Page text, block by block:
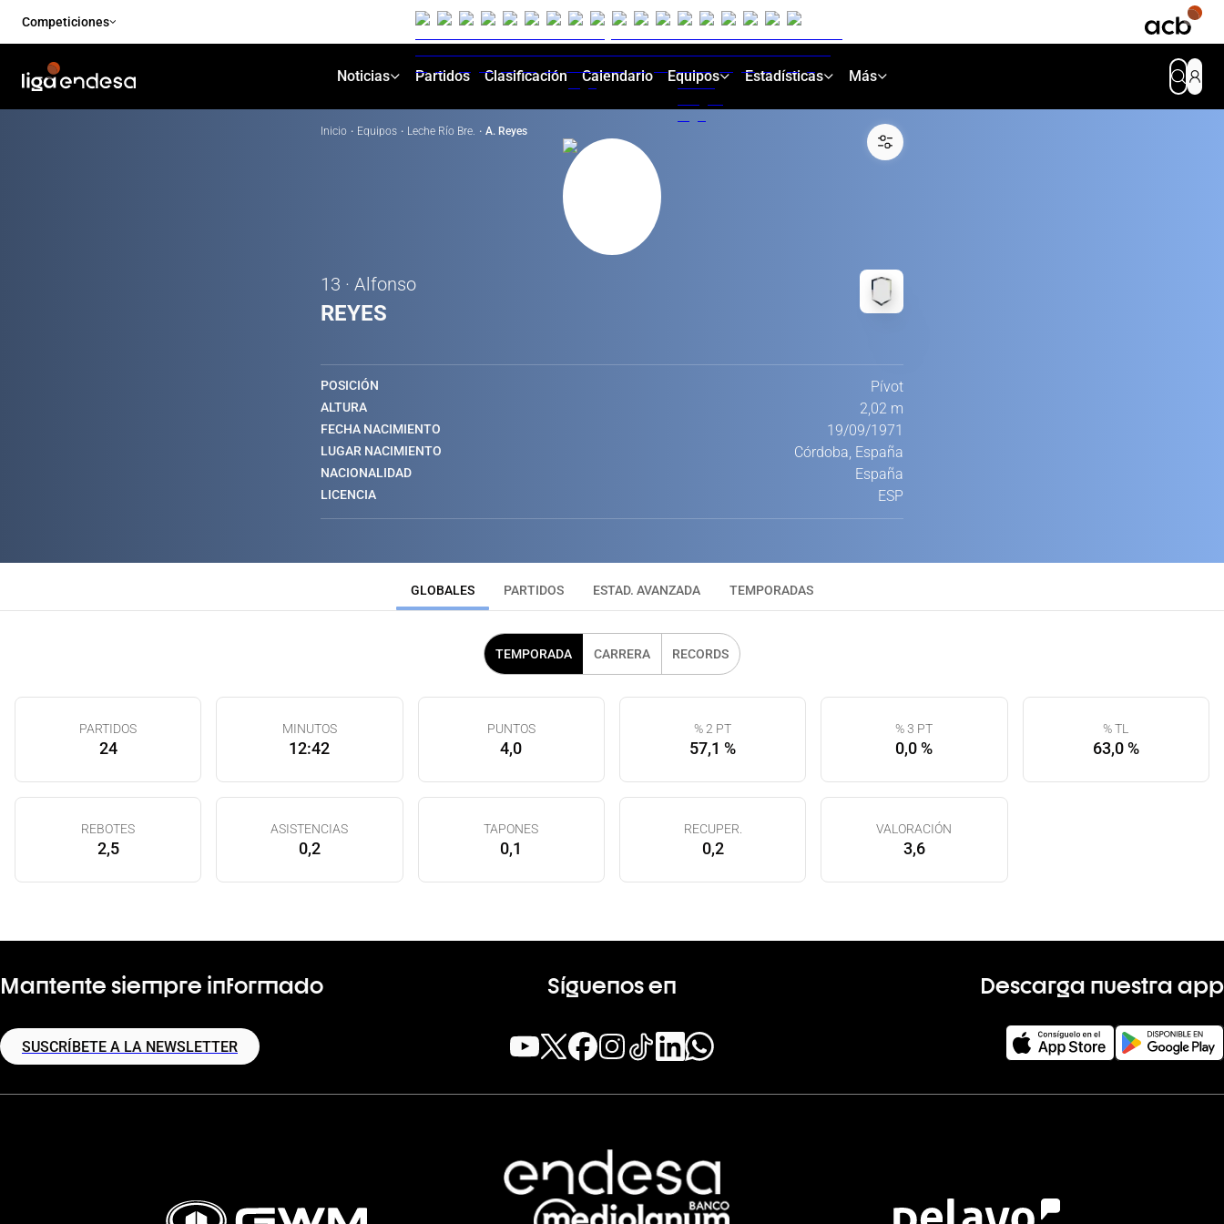
Competiciones
Noticias Partidos Clasificación Calendario Equipos Estadísticas Más
Inicio · Equipos · Leche Río Bre. · A. Reyes
13 · Alfonso
REYES
POSICIÓN Pívot
ALTURA 2,02 m
FECHA NACIMIENTO 19/09/1971
LUGAR NACIMIENTO Córdoba, España
NACIONALIDAD España
LICENCIA ESP
GLOBALES PARTIDOS ESTAD. AVANZADA TEMPORADAS
TEMPORADA CARRERA RECORDS
PARTIDOS
24
MINUTOS
12:42
PUNTOS
4,0
% 2 PT
57,1 %
% 3 PT
0,0 %
% TL
63,0 %
REBOTES
2,5
ASISTENCIAS
0,2
TAPONES
0,1
RECUPER.
0,2
VALORACIÓN
3,6
Mantente siempre informado
SUSCRÍBETE A LA NEWSLETTER
Síguenos en Descarga nuestra app